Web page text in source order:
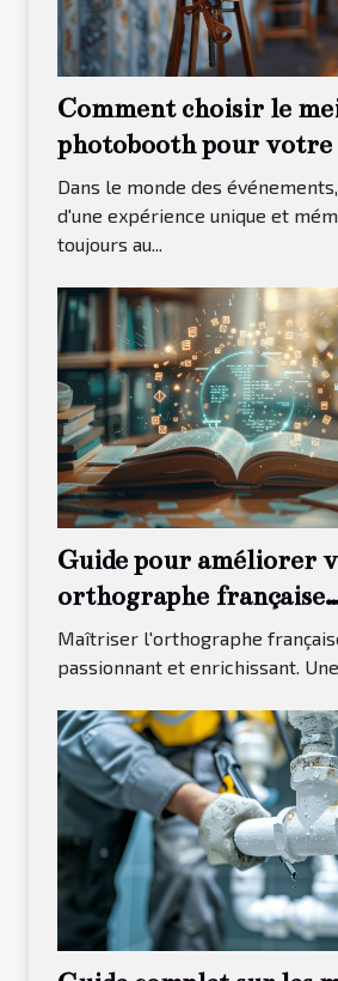
Comment choisir le
photobooth pour votre
Dans le monde des
d'une expérience unique et
toujours au...
Guide pour améliorer
orthographe française
efficacement
Maîtriser l'orthographe
passionnant et enrichissant.